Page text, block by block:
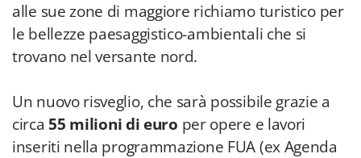
alle sue zone di maggiore richiamo turistico per
le bellezze paesaggistico-ambientali che si
trovano nel versante nord.
Un nuovo risveglio, che sarà possibile grazie a
circa 55 milioni di euro per opere e lavori
inseriti nella programmazione FUA (ex Agenda